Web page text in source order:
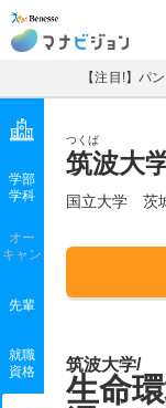
マナ
【注目!】パ
つくば
筑波大
国立大学 茨
学部
学科
オー
キャン
先輩
就職
資格
筑波大学/
生命